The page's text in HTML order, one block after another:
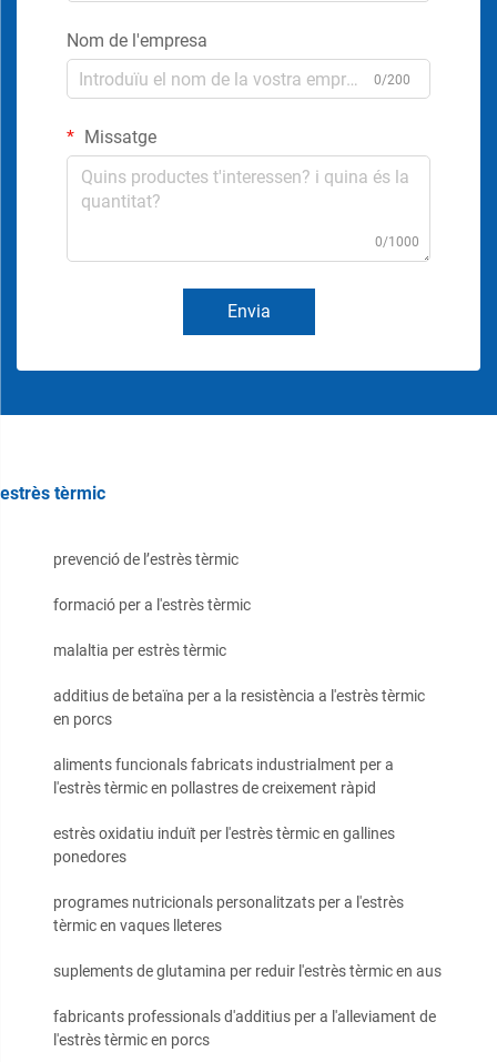
Nom de l'empresa
0/200
Missatge
0/1000
Envia
estrès tèrmic
prevenció de l’estrès tèrmic
formació per a l'estrès tèrmic
malaltia per estrès tèrmic
additius de betaïna per a la resistència a l'estrès tèrmic
en porcs
aliments funcionals fabricats industrialment per a
l'estrès tèrmic en pollastres de creixement ràpid
estrès oxidatiu induït per l'estrès tèrmic en gallines
ponedores
programes nutricionals personalitzats per a l'estrès
tèrmic en vaques lleteres
suplements de glutamina per reduir l'estrès tèrmic en aus
fabricants professionals d'additius per a l'alleviament de
l'estrès tèrmic en porcs